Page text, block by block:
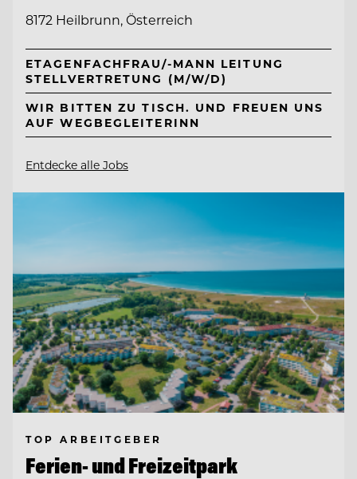
8172 Heilbrunn, Österreich
ETAGENFACHFRAU/-MANN LEITUNG
STELLVERTRETUNG (M/W/D)
WIR BITTEN ZU TISCH. UND FREUEN UNS
AUF WEGBEGLEITERINN
Entdecke alle Jobs
TOP ARBEITGEBER
Ferien- und Freizeitpark